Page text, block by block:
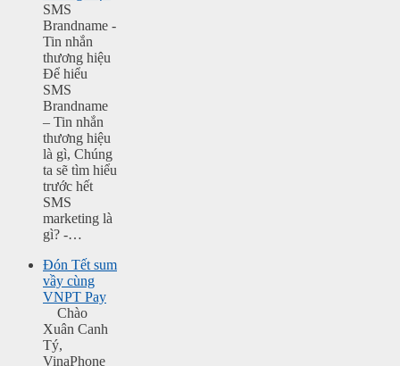
SMS
Brandname -
Tin nhắn
thương hiệu
Để hiểu
SMS
Brandname
– Tin nhắn
thương hiệu
là gì, Chúng
ta sẽ tìm hiểu
trước hết
SMS
marketing là
gì? -…
Đón Tết sum
vầy cùng
VNPT Pay
Chào
Xuân Canh
Tý,
VinaPhone